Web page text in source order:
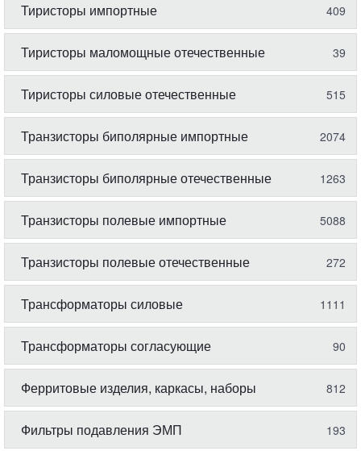
Тиристоры импортные 409
Тиристоры маломощные отечественные 39
Тиристоры силовые отечественные 515
Транзисторы биполярные импортные 2074
Транзисторы биполярные отечественные 1263
Транзисторы полевые импортные 5088
Транзисторы полевые отечественные 272
Трансформаторы силовые 1111
Трансформаторы согласующие 90
Ферритовые изделия, каркасы, наборы 812
Фильтры подавления ЭМП 193